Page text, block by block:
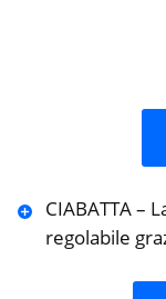
CIABATTA –
regolabile